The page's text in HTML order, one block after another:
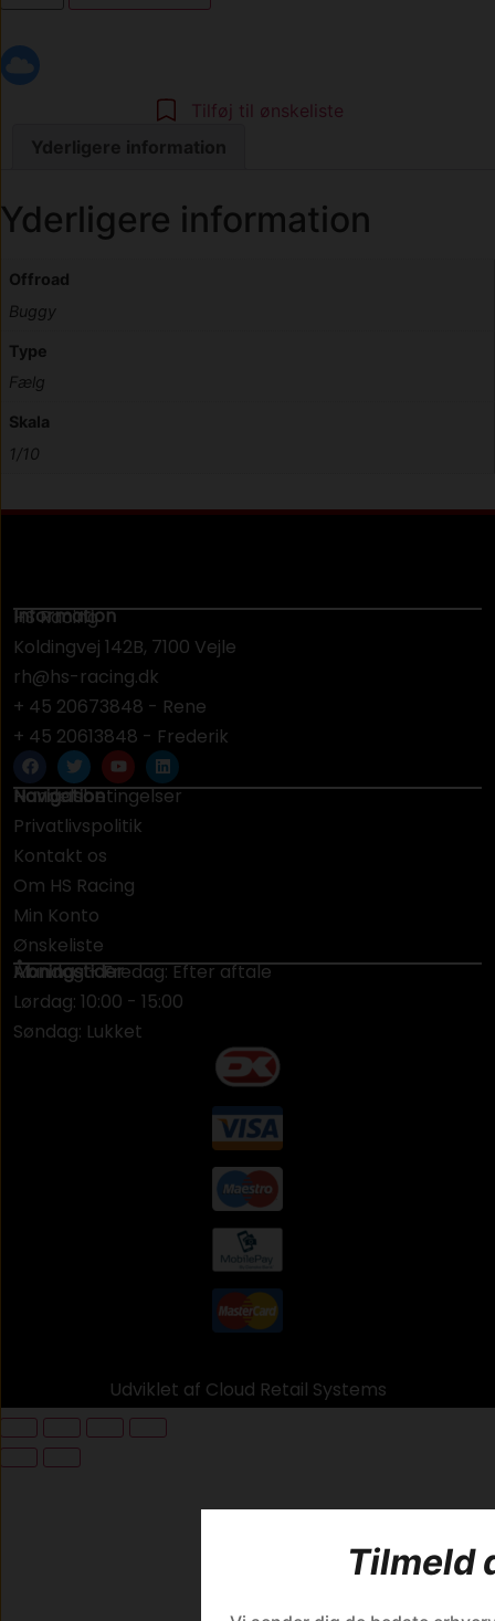
Tilføj til ønskeliste
Yderligere information
Yderligere information
Offroad
Buggy
Type
Fælg
Skala
1/10
Information
HS Racing
Koldingvej 142B, 7100 Vejle
rh@hs-racing.dk
+ 45 20673848 - Rene
+ 45 20613848 - Frederik
Navigation
Handelsbetingelser
Privatlivspolitik
Kontakt os
Om HS Racing
Min Konto
Ønskeliste
Åbningstider
Mandag - Fredag: Efter aftale
Lørdag: 10:00 - 15:00
Søndag: Lukket
Udviklet af Cloud Retail Systems
Tilmeld